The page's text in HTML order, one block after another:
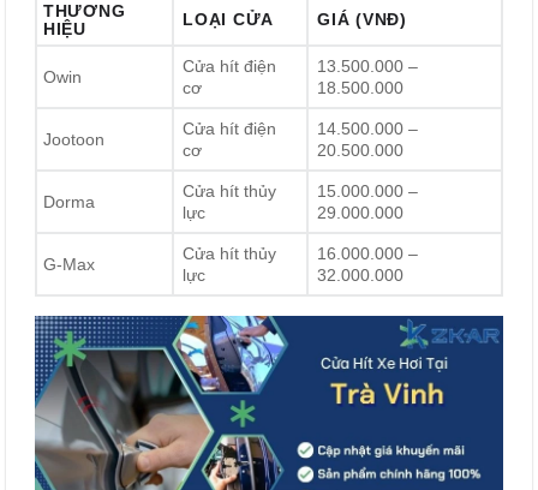
THƯƠNG
HIỆU
LOẠI CỬA GIÁ (VNĐ)
Owin
Cửa hít điện
cơ
13.500.000 –
18.500.000
Jootoon
Cửa hít điện
cơ
14.500.000 –
20.500.000
Dorma
Cửa hít thủy
lực
15.000.000 –
29.000.000
G-Max
Cửa hít thủy
lực
16.000.000 –
32.000.000